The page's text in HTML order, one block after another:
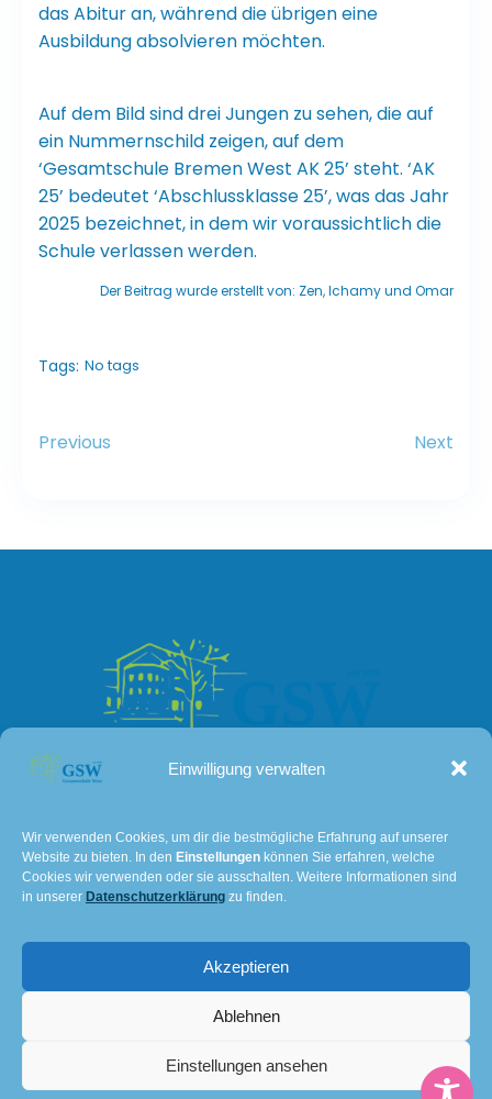
Einwilligung verwalten
Wir verwenden Cookies, um dir die bestmögliche Erfahrung auf unserer
Website zu bieten. In den Einstellungen können Sie erfahren, welche
Cookies wir verwenden oder sie ausschalten. Weitere Informationen sind
in unserer Datenschutzerklärung zu finden.
Akzeptieren
Ablehnen
Einstellungen ansehen
das Abitur an, während die übrigen eine
Ausbildung absolvieren möchten.
Auf dem Bild sind drei Jungen zu sehen, die auf
ein Nummernschild zeigen, auf dem
‘Gesamtschule Bremen West AK 25’ steht. ‘AK
25’ bedeutet ‘Abschlussklasse 25’, was das Jahr
2025 bezeichnet, in dem wir voraussichtlich die
Schule verlassen werden.
Der Beitrag wurde erstellt von: Zen, Ichamy und Omar
Tags: No tags
Previous Next
Lissaer Straße 7
28237 Bremen
Tel: 0421 – 36114611
501@schulverwaltung.bremen.de
Impressum und Datenschutz
using WordPress andKubio